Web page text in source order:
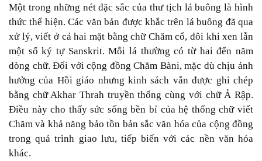
Một trong những nét đặc sắc của thư tịch lá buông là hình
thức thể hiện. Các văn bản được khắc trên lá buông đã qua
xử lý, viết ở cả hai mặt bằng chữ Chăm cổ, đôi khi xen lẫn
một số ký tự Sanskrit. Mỗi lá thường có từ hai đến năm
dòng chữ. Đối với cộng đồng Chăm Bàni, mặc dù chịu ảnh
hưởng của Hồi giáo nhưng kinh sách vẫn được ghi chép
bằng chữ Akhar Thrah truyền thống cùng với chữ Ả Rập.
Điều này cho thấy sức sống bền bỉ của hệ thống chữ viết
Chăm và khả năng bảo tồn bản sắc văn hóa của cộng đồng
trong quá trình giao lưu, tiếp biến với các nền văn hóa
khác.